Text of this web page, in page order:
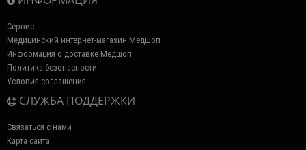
Сервис
Медицинский интернет-магазин Медшоп
Информация о доставке Медшоп
Политика безопасности
Условия соглашения
СЛУЖБА ПОДДЕРЖКИ
Связаться с нами
Карта сайта